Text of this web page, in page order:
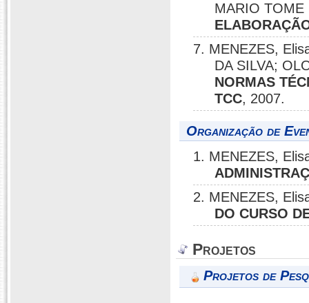
MARIO TOME
7. MENEZES,
DA SILVA;
NORMAS
TCC, 2007.
Organização de
1. MENEZES,
2. MENEZES,
DO CURSO
Projetos
Projetos de